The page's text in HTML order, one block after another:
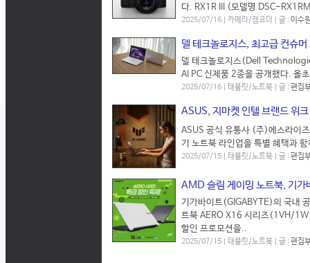
다. RX1R III (모델명 DSC-
2025/07/16 | 카메라/캠코더 | 글 :이수
델 테크놀로지스, 최고급 컨슈
델 테크놀로지스(Dell
AI PC 신제품 2종을 공개했다. 올
2025/07/16 | 태블릿/노트북 | 글 :편집
ASUS, 지마켓 인텔 브랜드 위
ASUS 공식 유통사 (주)에스라이
기 노트북 라인업을 특별 혜택과
2025/07/15 | 태블릿/노트북 | 글 :편집
AMD 슬림 게이밍 노트북, 기가
기가바이트(GIGABYTE)의 국내
트북 AERO X16 시리즈(1VH/
할인 프로모션을..
2025/07/15 | 태블릿/노트북 | 글 :편집